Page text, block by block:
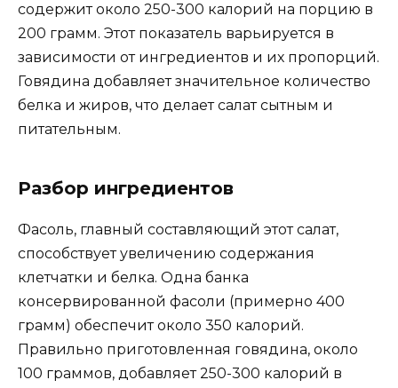
содержит около 250-300 калорий на порцию в
200 грамм. Этот показатель варьируется в
зависимости от ингредиентов и их пропорций.
Говядина добавляет значительное количество
белка и жиров, что делает салат сытным и
питательным.
Разбор ингредиентов
Фасоль, главный составляющий этот салат,
способствует увеличению содержания
клетчатки и белка. Одна банка
консервированной фасоли (примерно 400
грамм) обеспечит около 350 калорий.
Правильно приготовленная говядина, около
100 граммов, добавляет 250-300 калорий в